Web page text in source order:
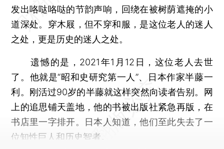
发出咯哒咯哒的节韵声响，回绕在被树荫遮掩的小
道深处。穿木屐，但不穿和服，是这位老人的迷人
之处，更是历史的迷人之处。
遗憾的是，2021年1月12日，这位老人去世
了。他就是“昭和史研究第一人”、日本作家半藤一
利。刚活过90岁的半藤就这样突然向读者告别。网
上的追思铺天盖地，他的书被出版社紧急再版，在
书店里一字排开。日本人知道，他们至此失去了一
位知性巨人和历史智者。